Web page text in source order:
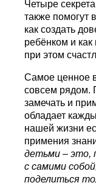
Четыре
также помогут
как создать
ребёнком и
при этом
Самое ценное
совсем рядом.
замечать и
обладает
нашей жизни
примения
детьми – это,
с самими
поделиться